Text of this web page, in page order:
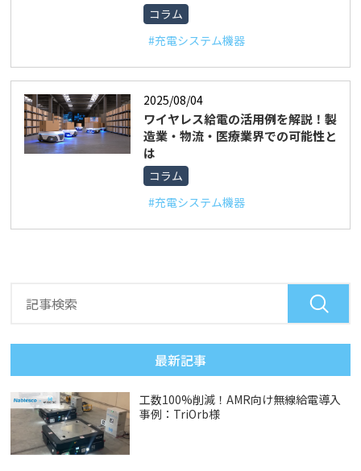
コラム
#充電システム機器
2025/08/04
ワイヤレス給電の活用例を解説！製
造業・物流・医療業界での可能性と
は
コラム
#充電システム機器
最新記事
工数100%削減！AMR向け無線給電導入
事例：TriOrb様